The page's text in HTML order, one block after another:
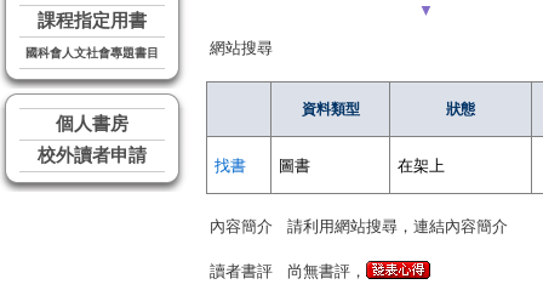
課程指定用書
國科會人文社會專題書目
個人書房
校外讀者申請
▼
網站搜尋
資料類型 狀態
找書 圖書 在架上
內容簡介 請利用網站搜尋，連結內容簡介
讀者書評 尚無書評，